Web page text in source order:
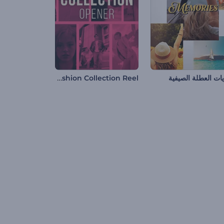
العطلة الصيفية Fashion Collection Reel